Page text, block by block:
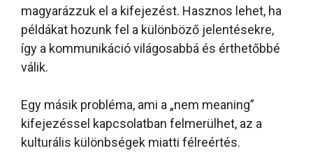
magyarázzuk el a kifejezést. Hasznos lehet, ha
példákat hozunk fel a különböző jelentésekre,
így a kommunikáció világosabbá és érthetőbbé
válik.
Egy másik probléma, ami a „nem meaning”
kifejezéssel kapcsolatban felmerülhet, az a
kulturális különbségek miatti félreértés.